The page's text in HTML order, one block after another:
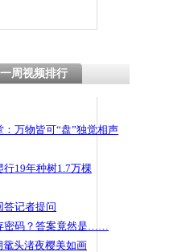
一周视频排行
：万物皆可“盘”独觉相声
19年种树1.7万棵
答记者提问
密码？答案竟然是……
鼋头渚夜樱美如画